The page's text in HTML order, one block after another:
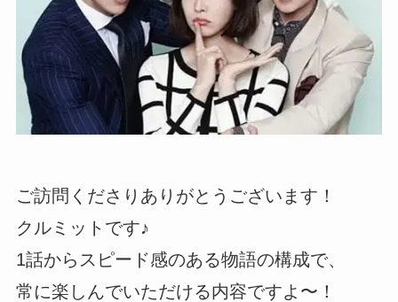
ご訪問くださりありがとうございます！
クルミットです♪
1話からスピード感のある物語の構成で、
常に楽しんでいただける内容ですよ〜！